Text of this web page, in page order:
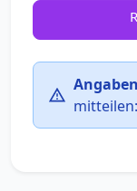
mitteilen: